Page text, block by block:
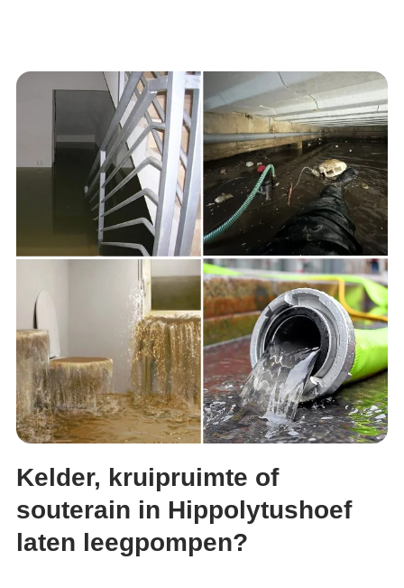
Kelder, kruipruimte of
souterain in Hippolytushoef
laten leegpompen?